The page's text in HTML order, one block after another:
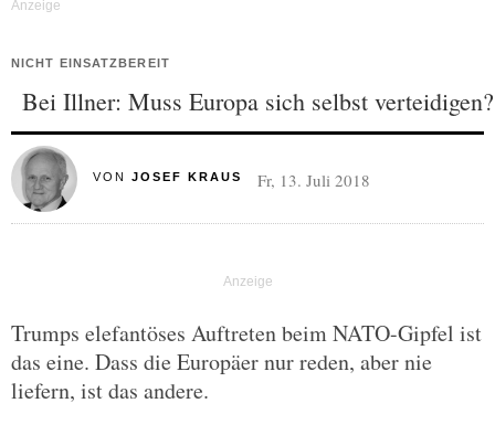
NICHT EINSATZBEREIT
Bei Illner: Muss Europa sich selbst verteidigen?
VON JOSEF KRAUS Fr, 13. Juli 2018
Trumps elefantöses Auftreten beim NATO-Gipfel ist
das eine. Dass die Europäer nur reden, aber nie
liefern, ist das andere.